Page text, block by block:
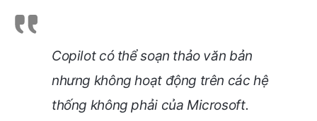
Copilot có thể soạn thảo văn bản
nhưng không hoạt động trên các hệ
thống không phải của Microsoft.